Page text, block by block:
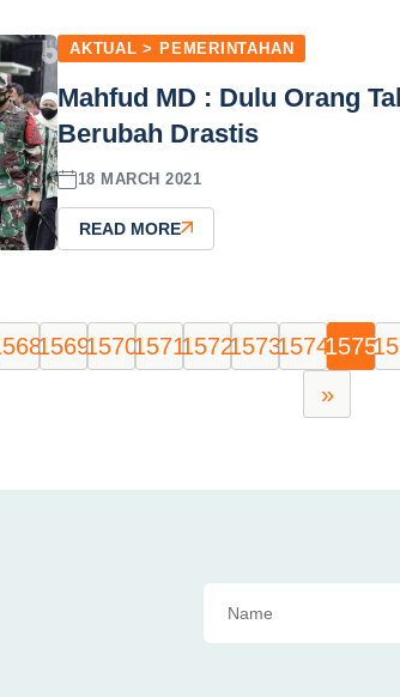
AKTUAL > PEMERINTAHAN
Mahfud MD : Dulu Orang
Berubah Drastis
18 MARCH 2021
READ MORE
1569157015711572157315741575
»